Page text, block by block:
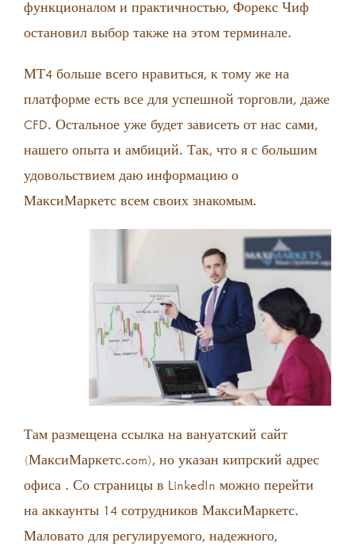
функционалом и практичностью, Форекс Чиф
остановил выбор также на этом терминале.
МТ4 больше всего нравиться, к тому же на
платформе есть все для успешной торговли, даже
CFD. Остальное уже будет зависеть от нас сами,
нашего опыта и амбиций. Так, что я с большим
удовольствием даю информацию о
МаксиМаркетс всем своих знакомым.
Там размещена ссылка на вануатский сайт
(МаксиМаркетс.com), но указан кипрский адрес
офиса . Со страницы в LinkedIn можно перейти
на аккаунты 14 сотрудников МаксиМаркетс.
Маловато для регулируемого, надежного,